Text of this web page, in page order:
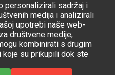
personalizirali sadržaj i
medija i analizirali
upotrebi naše web-
društvene medije,
kombinirati s drugim
su prikupili dok ste